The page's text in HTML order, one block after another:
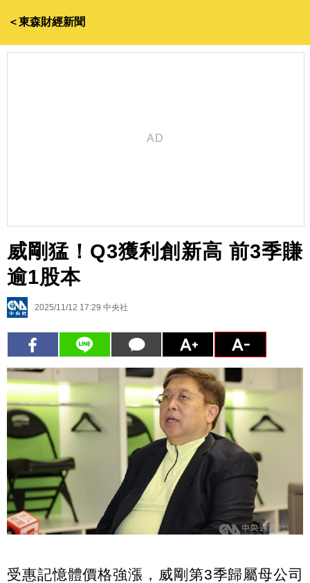
＜東森財經新聞
威剛猛！Q3獲利創新高 前3季賺
逾1股本
2025/11/12 17:29 中央社
受惠記憶體價格強漲，威剛第3季歸屬母公司